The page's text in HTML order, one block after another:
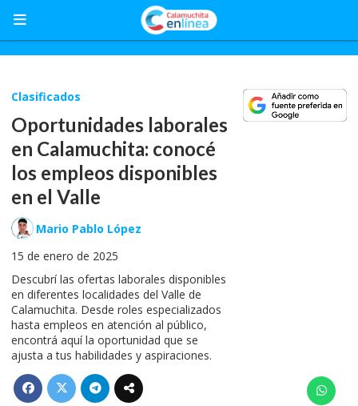
Oportunidades laborales
en Calamuchita: conocé
los empleos disponibles
en el Valle
Descubrí las ofertas laborales disponibles
en diferentes localidades del Valle de
Calamuchita. Desde roles especializados
hasta empleos en atención al público,
encontrá aquí la oportunidad que se
ajusta a tus habilidades y aspiraciones.
Clasificados
15 de enero de 2025
Mario Pablo López